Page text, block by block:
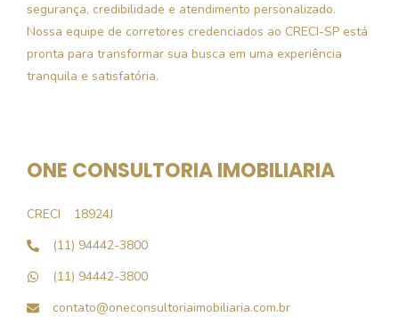
segurança, credibilidade e atendimento personalizado.
Nossa equipe de corretores credenciados ao CRECI-SP está
pronta para transformar sua busca em uma experiência
tranquila e satisfatória.
ONE CONSULTORIA IMOBILIARIA
CRECI
18924J
(11) 94442-3800
(11) 94442-3800
contato@oneconsultoriaimobiliaria.com.br